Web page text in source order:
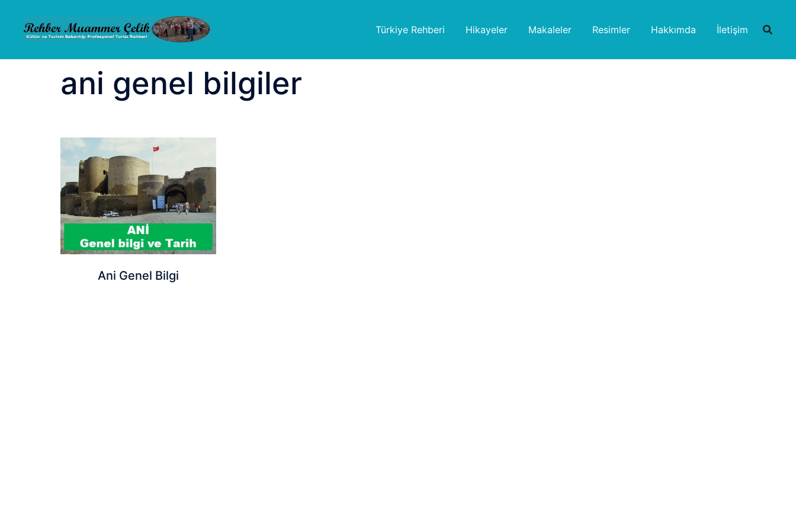
Türkiye Rehberi Hikayeler Makaleler Resimler Hakkımda İletişim
ani genel bilgiler
Ani Genel Bilgi